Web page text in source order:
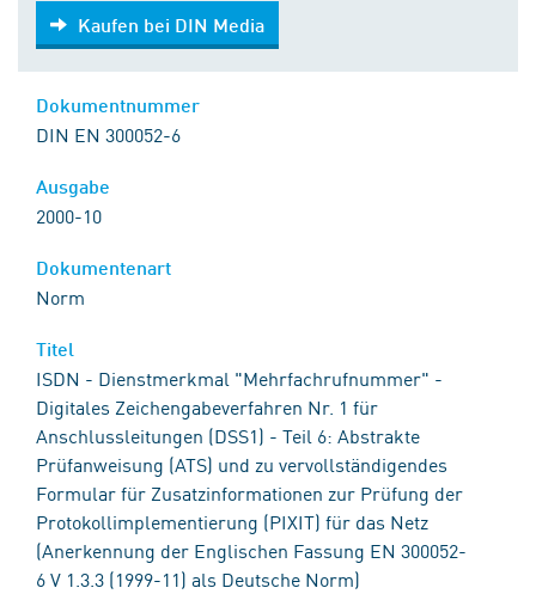
Kaufen bei DIN Media
Kaufen bei DIN Media
DIN EN 300052-6
2000-10
Norm
ISDN - Dienstmerkmal "Mehrfachrufnummer" -
Digitales Zeichengabeverfahren Nr. 1 für
Anschlussleitungen (DSS1) - Teil 6: Abstrakte
Prüfanweisung (ATS) und zu vervollständigendes
Formular für Zusatzinformationen zur Prüfung der
Protokollimplementierung (PIXIT) für das Netz
(Anerkennung der Englischen Fassung EN 300052-
6 V 1.3.3 (1999-11) als Deutsche Norm)